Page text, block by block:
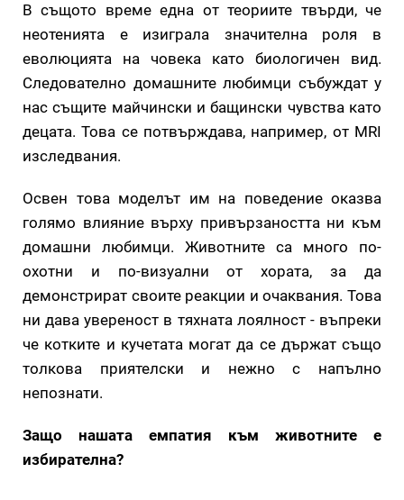
В същото време една от теориите твърди, че
неотенията е изиграла значителна роля в
еволюцията на човека като биологичен вид.
Следователно домашните любимци събуждат у
нас същите майчински и бащински чувства като
децата. Това се потвърждава, например, от MRI
изследвания.
Освен това моделът им на поведение оказва
голямо влияние върху привързаността ни към
домашни любимци. Животните са много по-
охотни и по-визуални от хората, за да
демонстрират своите реакции и очаквания. Това
ни дава увереност в тяхната лоялност - въпреки
че котките и кучетата могат да се държат също
толкова приятелски и нежно с напълно
непознати.
Защо нашата емпатия към животните е
избирателна?